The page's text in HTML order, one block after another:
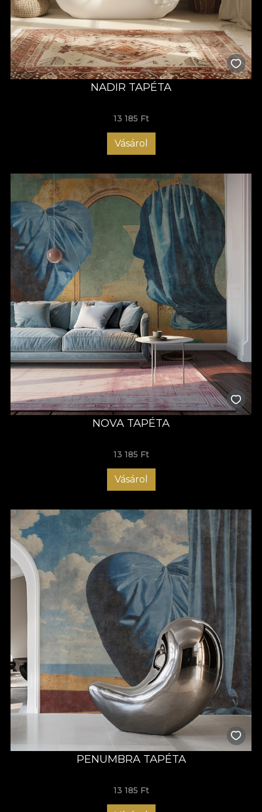
NADIR TAPÉTA
13 185 Ft
Vásárol
NOVA TAPÉTA
13 185 Ft
Vásárol
PENUMBRA TAPÉTA
13 185 Ft